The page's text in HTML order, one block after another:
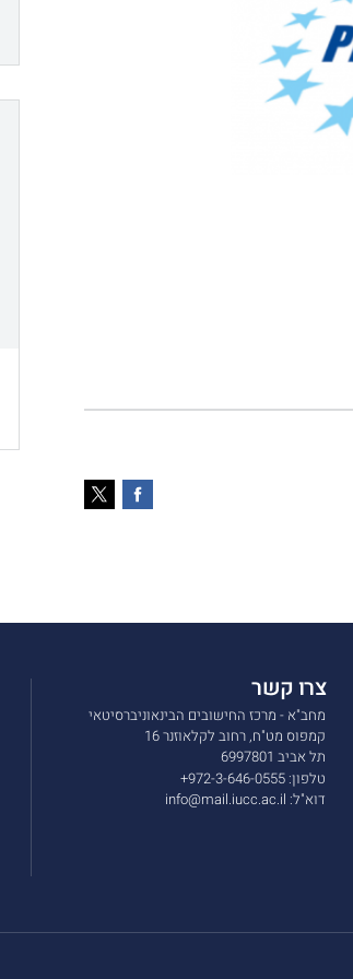
צרו קשר
מחב"א - מרכז החישובים הבינאוניברסיטאי
קמפוס מט"ח, רחוב לקלאוזנר 16
תל אביב 6997801
טלפון: 972-3-646-0555+
דוא"ל: info@mail.iucc.ac.il